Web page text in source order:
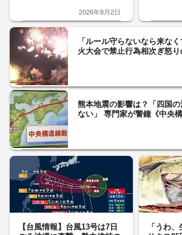
2026年8月2日
「ルール守らないなら来な
火大会で禁止行為相次ぎ怒
熊本地震の影響は？「四国
ない」 専門家が警鐘《中央
【台風情報】台風13号は7日
「うわ